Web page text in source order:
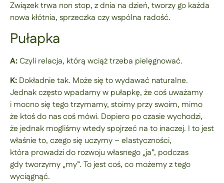
Związek trwa non stop, z dnia na dzień, tworzy go każda
nowa kłótnia, sprzeczka czy wspólna radość.
Pułapka
A:Czyli relacja, którą wciąż trzeba pielęgnować.
K: Dokładnie tak. Może się to wydawać naturalne.
Jednak często wpadamy w pułapkę, że coś uważamy
i mocno się tego trzymamy, stoimy przy swoim, mimo
że ktoś do nas coś mówi. Dopiero po czasie wychodzi,
że jednak mogliśmy wtedy spojrzeć na to inaczej. I to jest
właśnie to, czego się uczymy – elastyczności,
która prowadzi do rozwoju własnego „ja”, podczas
gdy tworzymy „my”. To jest coś, co możemy z tego
wyciągnąć.